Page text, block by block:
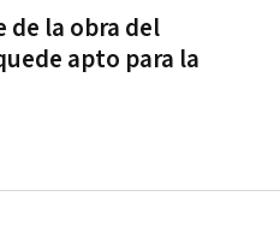
de la obra del
apto para la